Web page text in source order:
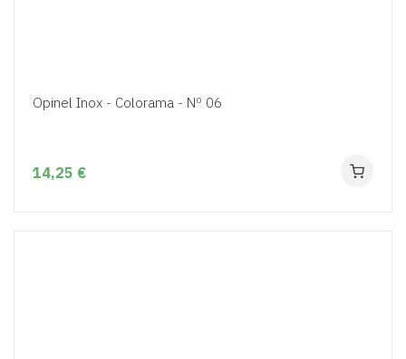
Opinel Inox - Colorama - Nº 06
14,25 €